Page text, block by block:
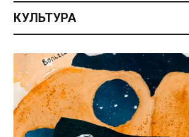
КУЛЬТУРА